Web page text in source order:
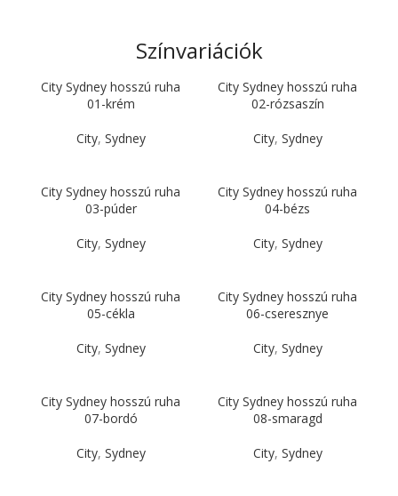
Színvariációk
City Sydney hosszú ruha
01-krém
City, Sydney
City Sydney hosszú ruha
02-rózsaszín
City, Sydney
City Sydney hosszú ruha
03-púder
City, Sydney
City Sydney hosszú ruha
04-bézs
City, Sydney
City Sydney hosszú ruha
05-cékla
City, Sydney
City Sydney hosszú ruha
06-cseresznye
City, Sydney
City Sydney hosszú ruha
07-bordó
City, Sydney
City Sydney hosszú ruha
08-smaragd
City, Sydney